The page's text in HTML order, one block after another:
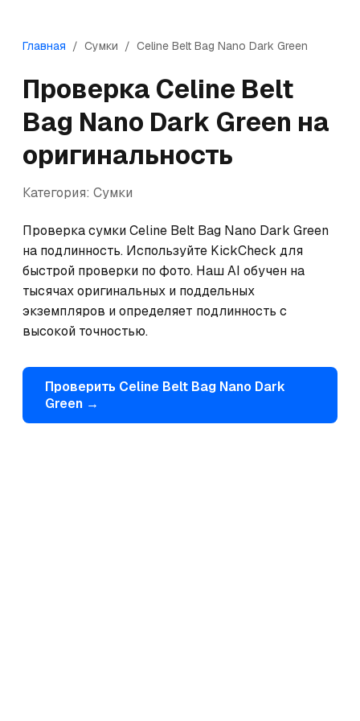
Главная / Сумки / Celine Belt Bag Nano Dark Green
Проверка Celine Belt
Bag Nano Dark Green на
оригинальность
Категория: Сумки
Проверка сумки Celine Belt Bag Nano Dark Green
на подлинность. Используйте KickCheck для
быстрой проверки по фото. Наш AI обучен на
тысячах оригинальных и поддельных
экземпляров и определяет подлинность с
высокой точностью.
Проверить Celine Belt Bag Nano Dark
Green →